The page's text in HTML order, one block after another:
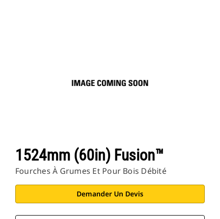
1524mm (60in) Fusion™
Fourches À Grumes Et Pour Bois Débité
Demander Un Devis